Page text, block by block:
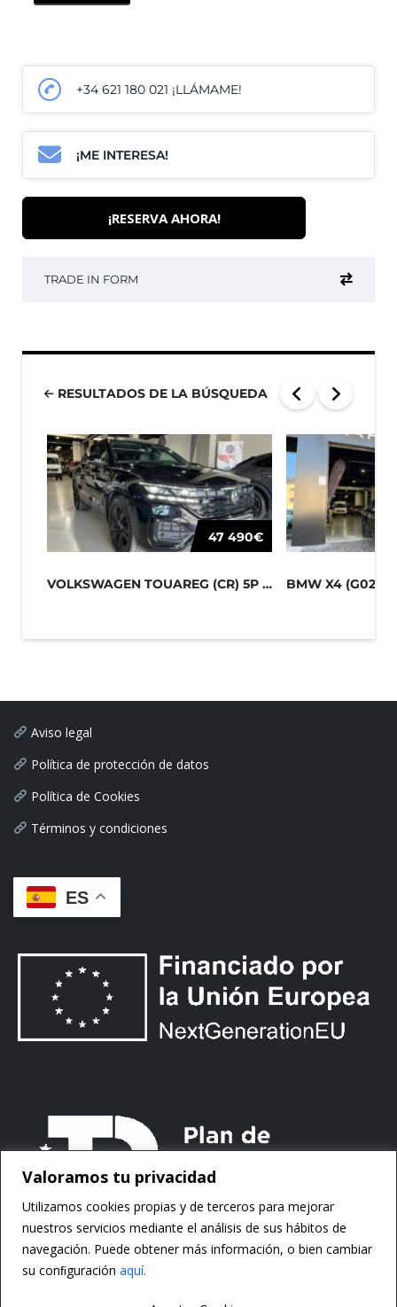
Valoramos tu privacidad
Utilizamos cookies propias y de terceros para mejorar
nuestros servicios mediante el análisis de sus hábitos de
navegación. Puede obtener más información, o bien cambiar
su conﬁguración aquí.
+34 621 180 021 ¡LLÁMAME!
¡ME INTERESA!
¡RESERVA AHORA!
TRADE IN FORM
RESULTADOS DE LA BÚSQUEDA
47 490€
VOLKSWAGEN TOUAREG (CR) 5P (18-) 20... BMW X4 (G02)
Aviso legal
Política de protección de datos
Política de Cookies
Términos y condiciones
ES